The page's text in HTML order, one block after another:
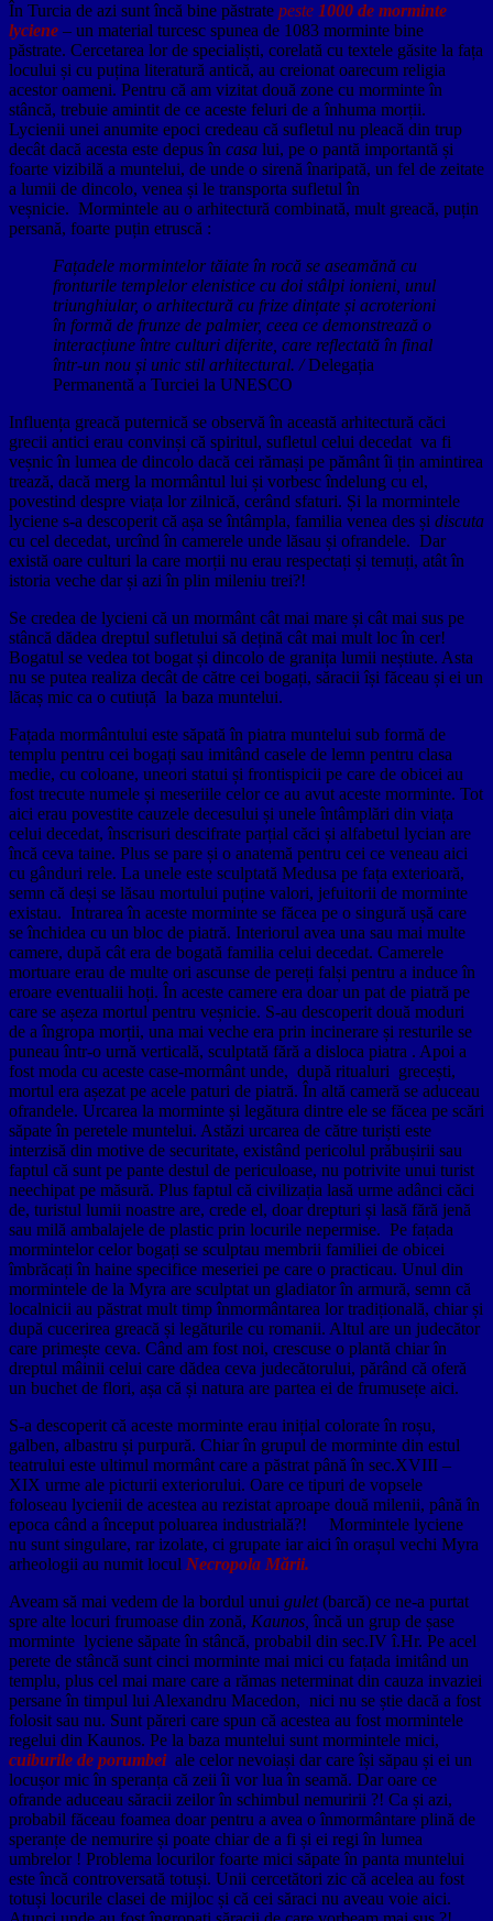
În Turcia de azi sunt încă bine păstrate peste 1000 de morminte
lyciene – un material turcesc spunea de 1083 morminte bine
păstrate. Cercetarea lor de specialiști, corelată cu textele găsite la fața
locului și cu puțina literatură antică, au creionat oarecum religia
acestor oameni. Pentru că am vizitat două zone cu morminte în
stâncă, trebuie amintit de ce aceste feluri de a înhuma morții.
Lycienii unei anumite epoci credeau că sufletul nu pleacă din trup
decât dacă acesta este depus în casa lui, pe o pantă importantă și
foarte vizibilă a muntelui, de unde o sirenă înaripată, un fel de zeitate
a lumii de dincolo, venea și le transporta sufletul în
veșnicie. Mormintele au o arhitectură combinată, mult greacă, puțin
persană, foarte puțin etruscă :
Fațadele mormintelor tăiate în rocă se aseamănă cu
fronturile templelor elenistice cu doi stâlpi ionieni, unul
triunghiular, o arhitectură cu frize dințate și acroterioni
în formă de frunze de palmier, ceea ce demonstrează o
interacțiune între culturi diferite, care reflectată în final
într-un nou și unic stil arhitectural. /Delegația
Permanentă a Turciei la UNESCO
Influența greacă puternică se observă în această arhitectură căci
grecii antici erau convinși că spiritul, sufletul celui decedat va fi
veșnic în lumea de dincolo dacă cei rămași pe pământ îi țin amintirea
trează, dacă merg la mormântul lui și vorbesc îndelung cu el,
povestind despre viața lor zilnică, cerând sfaturi. Și la mormintele
lyciene s-a descoperit că așa se întâmpla, familia venea des și discuta
cu cel decedat, urcînd în camerele unde lăsau și ofrandele. Dar
există oare culturi la care morții nu erau respectați și temuți, atât în
istoria veche dar și azi în plin mileniu trei?!
Se credea de lycieni că un mormânt cât mai mare și cât mai sus pe
stâncă dădea dreptul sufletului să dețină cât mai mult loc în cer!
Bogatul se vedea tot bogat și dincolo de granița lumii neștiute. Asta
nu se putea realiza decât de către cei bogați, săracii își făceau și ei un
lăcaș mic ca o cutiuță la baza muntelui.
Fațada mormântului este săpată în piatra muntelui sub formă de
templu pentru cei bogați sau imitând casele de lemn pentru clasa
medie, cu coloane, uneori statui și frontispicii pe care de obicei au
fost trecute numele și meseriile celor ce au avut aceste morminte. Tot
aici erau povestite cauzele decesului și unele întâmplări din viața
celui decedat, înscrisuri descifrate parțial căci și alfabetul lycian are
încă ceva taine. Plus se pare și o anatemă pentru cei ce veneau aici
cu gânduri rele. La unele este sculptată Medusa pe fața exterioară,
semn că deși se lăsau mortului puține valori, jefuitorii de morminte
existau. Intrarea în aceste morminte se făcea pe o singură ușă care
se închidea cu un bloc de piatră. Interiorul avea una sau mai multe
camere, după cât era de bogată familia celui decedat. Camerele
mortuare erau de multe ori ascunse de pereți falși pentru a induce în
eroare eventualii hoți. În aceste camere era doar un pat de piatră pe
care se așeza mortul pentru veșnicie. S-au descoperit două moduri
de a îngropa morții, una mai veche era prin incinerare și resturile se
puneau într-o urnă verticală, sculptată fără a disloca piatra . Apoi a
fost moda cu aceste case-mormânt unde, după ritualuri grecești,
mortul era așezat pe acele paturi de piatră. În altă cameră se aduceau
ofrandele. Urcarea la morminte și legătura dintre ele se făcea pe scări
săpate în peretele muntelui. Astăzi urcarea de către turiști este
interzisă din motive de securitate, existând pericolul prăbușirii sau
faptul că sunt pe pante destul de periculoase, nu potrivite unui turist
neechipat pe măsură. Plus faptul că civilizația lasă urme adânci căci
de, turistul lumii noastre are, crede el, doar drepturi și lasă fără jenă
sau milă ambalajele de plastic prin locurile nepermise. Pe fațada
mormintelor celor bogați se sculptau membrii familiei de obicei
îmbrăcați în haine specifice meseriei pe care o practicau. Unul din
mormintele de la Myra are sculptat un gladiator în armură, semn că
localnicii au păstrat mult timp înmormântarea lor tradițională, chiar și
după cucerirea greacă și legăturile cu romanii. Altul are un judecător
care primește ceva. Când am fost noi, crescuse o plantă chiar în
dreptul mâinii celui care dădea ceva judecătorului, părând că oferă
un buchet de flori, așa că și natura are partea ei de frumusețe aici.
S-a descoperit că aceste morminte erau inițial colorate în roșu,
galben, albastru și purpură. Chiar în grupul de morminte din estul
teatrului este ultimul mormânt care a păstrat până în sec.XVIII –
XIX urme ale picturii exteriorului. Oare ce tipuri de vopsele
foloseau lycienii de acestea au rezistat aproape două milenii, până în
epoca când a început poluarea industrială?! Mormintele lyciene
nu sunt singulare, rar izolate, ci grupate iar aici în orașul vechi Myra
arheologii au numit locul Necropola Mării.
Aveam să mai vedem de la bordul unui gulet(barcă) ce ne-a purtat
spre alte locuri frumoase din zonă, Kaunos, încă un grup de șase
morminte lyciene săpate în stâncă, probabil din sec.IV î.Hr. Pe acel
perete de stâncă sunt cinci morminte mai mici cu fațada imitând un
templu, plus cel mai mare care a rămas neterminat din cauza invaziei
persane în timpul lui Alexandru Macedon, nici nu se știe dacă a fost
folosit sau nu. Sunt păreri care spun că acestea au fost mormintele
regelui din Kaunos. Pe la baza muntelui sunt mormintele mici,
cuiburile de porumbei ale celor nevoiași dar care își săpau și ei un
locușor mic în speranța că zeii îi vor lua în seamă. Dar oare ce
ofrande aduceau săracii zeilor în schimbul nemuririi ?! Ca și azi,
probabil făceau foamea doar pentru a avea o înmormântare plină de
speranțe de nemurire și poate chiar de a fi și ei regi în lumea
umbrelor ! Problema locurilor foarte mici săpate în panta muntelui
este încă controversată totuși. Unii cercetători zic că acelea au fost
totuși locurile clasei de mijloc și că cei săraci nu aveau voie aici.